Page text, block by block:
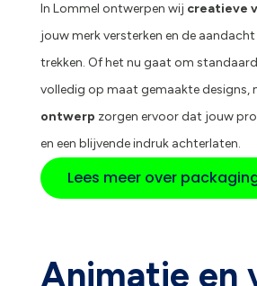
In Lommel ontwerpen wij creatieve
jouw merk versterken en de
trekken. Of het nu gaat om
volledig op maat gemaakte designs,
ontwerp zorgen ervoor dat jouw
en een blijvende indruk achterlaten.
Lees meer over
Animatie en